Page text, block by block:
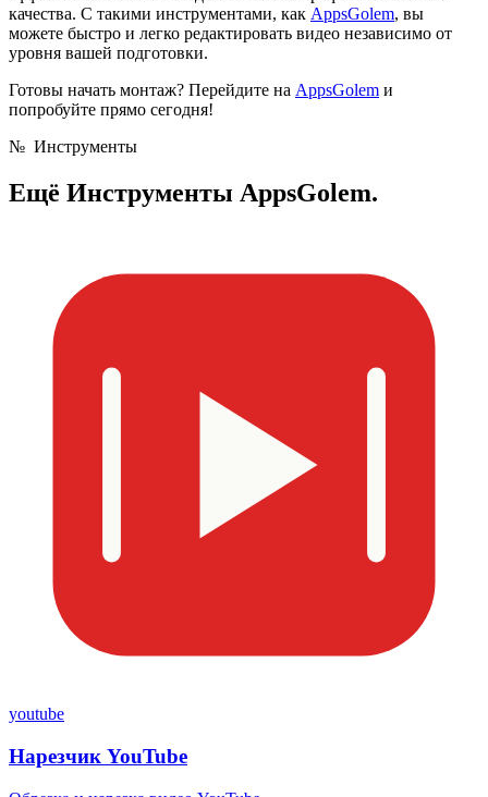
качества. С такими инструментами, как AppsGolem, вы
можете быстро и легко редактировать видео независимо от
уровня вашей подготовки.
Готовы начать монтаж? Перейдите на AppsGolem и
попробуйте прямо сегодня!
№ Инструменты
Ещё Инструменты AppsGolem.
youtube
Нарезчик YouTube